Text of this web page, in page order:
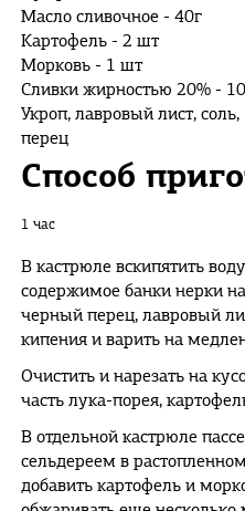
Масло сливочное - 40г
Картофель - 2 шт
Морковь - 1 шт
Сливки жирностью 20% -
Укроп, лавровый лист, соль,
перец
Способ
1 час
В кастрюле вскипятить
содержимое банки нерки
черный перец, лавровый
кипения и варить на
Очистить и нарезать на
часть лука-порея,
В отдельной кастрюле
сельдереем в
добавить картофель и